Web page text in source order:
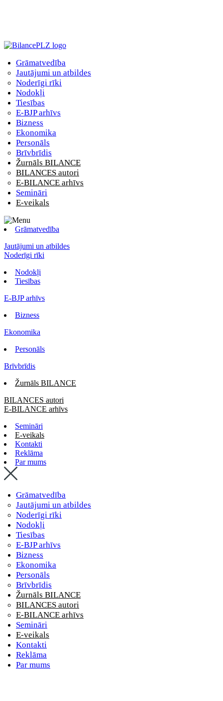
Grāmatvedība
Jautājumi un atbildes
Noderīgi rīki
Nodokļi
Tiesības
E-BJP arhīvs
Bizness
Ekonomika
Personāls
Brīvbrīdis
Žurnāls BILANCE
BILANCES autori
E-BILANCE arhīvs
Semināri
E-veikals
Grāmatvedība
Jautājumi un atbildes
Noderīgi rīki
Nodokļi
Tiesības
E-BJP arhīvs
Bizness
Ekonomika
Personāls
Brīvbrīdis
Žurnāls BILANCE
BILANCES autori
E-BILANCE arhīvs
Semināri
E-veikals
Kontakti
Reklāma
Par mums
Grāmatvedība
Jautājumi un atbildes
Noderīgi rīki
Nodokļi
Tiesības
E-BJP arhīvs
Bizness
Ekonomika
Personāls
Brīvbrīdis
Žurnāls BILANCE
BILANCES autori
E-BILANCE arhīvs
Semināri
E-veikals
Kontakti
Reklāma
Par mums